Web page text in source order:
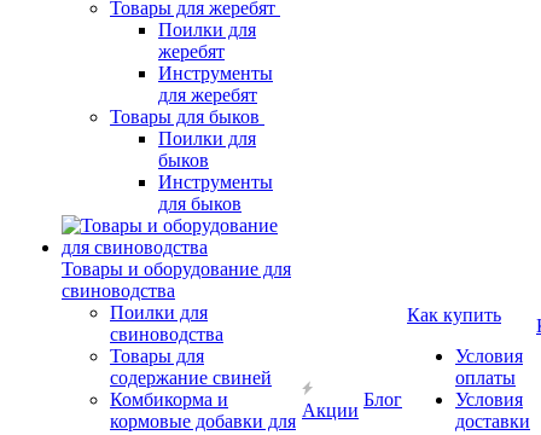
Товары для жеребят
Поилки для
жеребят
Инструменты
для жеребят
Товары для быков
Поилки для
быков
Инструменты
для быков
Товары и оборудование для
свиноводства
Поилки для
свиноводства
Товары для
содержание свиней
Комбикорма и
кормовые добавки для
Акции
Блог
Как купить
Условия
оплаты
Условия
доставки